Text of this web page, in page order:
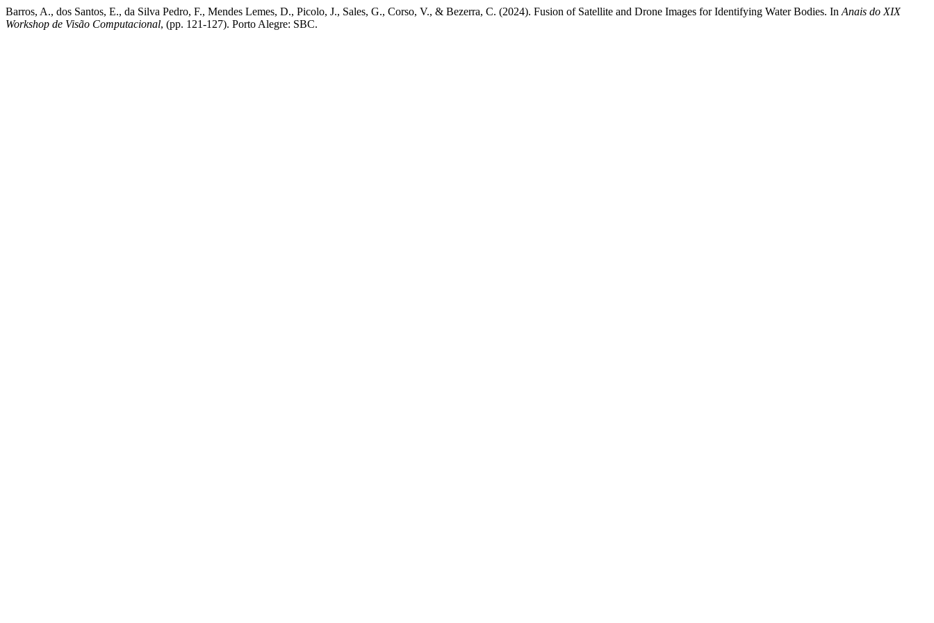
Barros, A., dos Santos, E., da Silva Pedro, F., Mendes Lemes, D., Picolo, J., Sales, G., Corso, V., & Bezerra, C. (2024). Fusion of Satellite and Drone Images for Identifying Water Bodies. In Anais do XIX
Workshop de Visão Computacional, (pp. 121-127). Porto Alegre: SBC.